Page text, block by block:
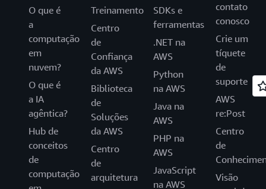
O que é
a
computação
em
nuvem?
O que é
a IA
agêntica?
Hub de
conceitos
de
computação
Treinamento
Centro
de
Confiança
da AWS
Biblioteca
de
Soluções
da AWS
Centro
de
arquitetura
SDKs e
ferramentas
.NET na
AWS
Python
na AWS
Java na
AWS
PHP na
AWS
JavaScript
na AWS
contato
conosco
Crie um
tíquete
de
suporte
AWS
re:Post
Centro
de
Visão